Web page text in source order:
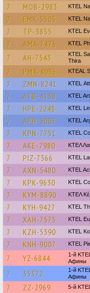
7 MOB-2983 KTEL
7 EMK-5505 KTEL
7 TP-3855 ΚΤΕL
7 AMA-7476 ΚΤΕL
7 AH-7543
KTEL
Thira
7 PMX-4086 KTEAL
7 ZMN-8241 KΤΕL
7 ATB-4138 KTEL
7 HPE-2241 KTEL
7 APH-3007 KTEL
7 KPN-7751 KTEL
7 AKE-7980 ΚΤΕΛ
7 PIZ-7366 KTEL
7 AXN-5480 KTEL
7 KPK-9630 KTEL
7 KYM-8890 ΚΤΕΛ
7 KYH-9427 KTEL
7 XAH-7575 ΚΤΕL
7 KZH-5390 ΚΤΕL
7 KNH-9007 KTEL
7 YZ-6844
1-й KTEL
Афины
7 35372
1-й KTEL
Афины
7 ZZ-2969 5-й